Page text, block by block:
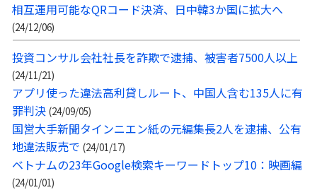
相互運用可能なQRコード決済、日中韓3か国に拡大へ
(24/12/06)
投資コンサル会社社長を詐欺で逮捕、被害者7500人以上
(24/11/21)
アプリ使った違法高利貸しルート、中国人含む135人に有
罪判決 (24/09/05)
国営大手新聞タインニエン紙の元編集長2人を逮捕、公有
地違法販売で (24/01/17)
ベトナムの23年Google検索キーワードトップ10：映画編
(24/01/01)